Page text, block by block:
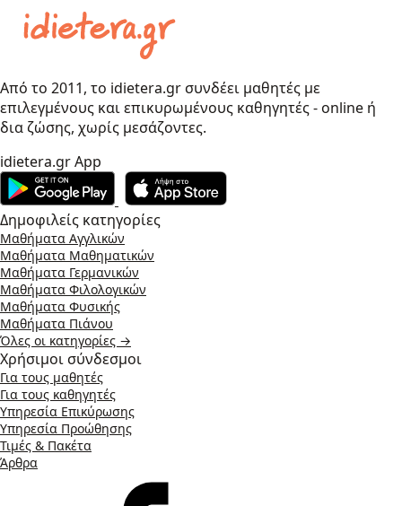
Από το 2011, το idietera.gr συνδέει μαθητές με
επιλεγμένους και επικυρωμένους καθηγητές - online ή
δια ζώσης, χωρίς μεσάζοντες.
idietera.gr App
Δημοφιλείς κατηγορίες
Μαθήματα Αγγλικών
Μαθήματα Μαθηματικών
Μαθήματα Γερμανικών
Μαθήματα Φιλολογικών
Μαθήματα Φυσικής
Μαθήματα Πιάνου
Όλες οι κατηγορίες →
Χρήσιμοι σύνδεσμοι
Για τους μαθητές
Για τους καθηγητές
Υπηρεσία Επικύρωσης
Υπηρεσία Προώθησης
Τιμές & Πακέτα
Άρθρα